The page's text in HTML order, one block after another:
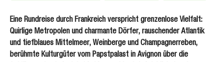
Eine Rundreise durch Frankreich verspricht grenzenlose Vielfalt:
Quirlige Metropolen und charmante Dörfer, rauschender Atlantik
und tiefblaues Mittelmeer, Weinberge und Champagnerreben,
berühmte Kulturgüter vom Papstpalast in Avignon über die